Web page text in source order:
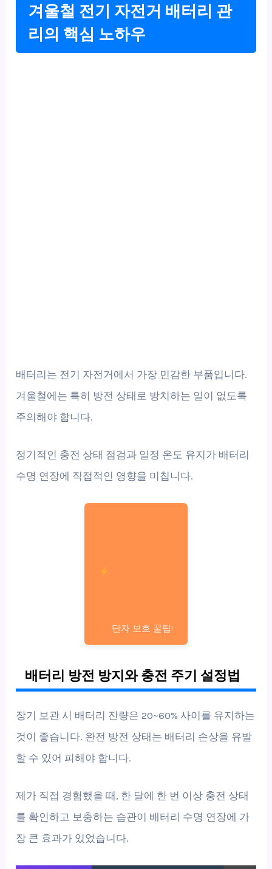
겨울철 전기 자전거 배터리 관
리의 핵심 노하우
배터리는 전기 자전거에서 가장 민감한 부품입니다.
겨울철에는 특히 방전 상태로 방치하는 일이 없도록
주의해야 합니다.
정기적인 충전 상태 점검과 일정 온도 유지가 배터리
수명 연장에 직접적인 영향을 미칩니다.
단자 보호 꿀팁!
배터리 방전 방지와 충전 주기 설정법
장기 보관 시 배터리 잔량은 20~60% 사이를 유지하는
것이 좋습니다. 완전 방전 상태는 배터리 손상을 유발
할 수 있어 피해야 합니다.
제가 직접 경험했을 때, 한 달에 한 번 이상 충전 상태
를 확인하고 보충하는 습관이 배터리 수명 연장에 가
장 큰 효과가 있었습니다.